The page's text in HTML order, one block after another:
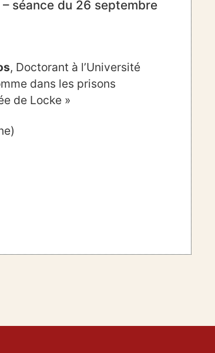
séance du 26 septembre
, Doctorant à l’Université
dans les prisons
de Locke »